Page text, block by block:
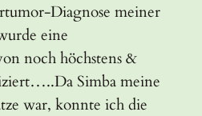
Diagnose meiner
eine
noch höchstens &
Simba meine
war, konnte ich die